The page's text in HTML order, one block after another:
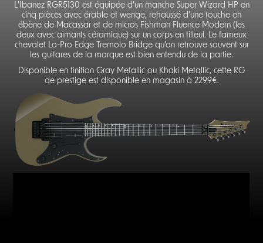
L'Ibanez RGR5130 est équipée d’un manche Super Wizard HP en
cinq pièces avec érable et wenge, rehaussé d’une touche en
ébène de Macassar et de micros Fishman Fluence Modern (les
deux avec aimants céramique) sur un corps en tilleul. Le fameux
chevalet Lo-Pro Edge Tremolo Bridge qu’on retrouve souvent sur
les guitares de la marque est bien entendu de la partie.
Disponible en finition Gray Metallic ou Khaki Metallic, cette RG
de prestige est disponible en magasin à 2299€.